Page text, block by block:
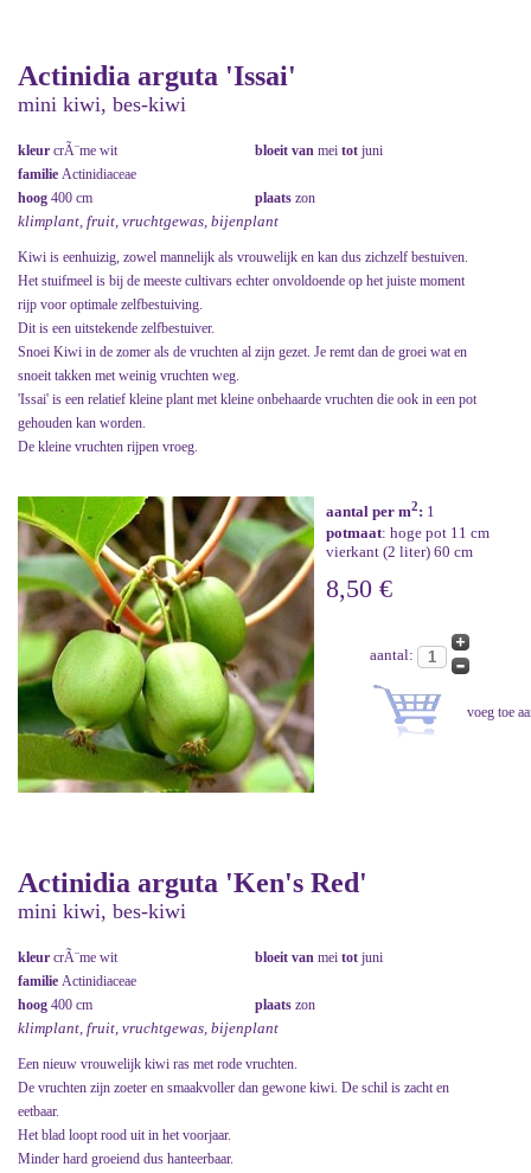
Actinidia arguta 'Issai'
mini kiwi, bes-kiwi
kleur crÃ¨me wit bloeit van mei tot juni
familie Actinidiaceae
hoog 400 cm plaats zon
klimplant, fruit, vruchtgewas, bijenplant
Kiwi is eenhuizig, zowel mannelijk als vrouwelijk en kan dus zichzelf bestuiven.
Het stuifmeel is bij de meeste cultivars echter onvoldoende op het juiste moment
rijp voor optimale zelfbestuiving.
Dit is een uitstekende zelfbestuiver.
Snoei Kiwi in de zomer als de vruchten al zijn gezet. Je remt dan de groei wat en
snoeit takken met weinig vruchten weg.
'Issai' is een relatief kleine plant met kleine onbehaarde vruchten die ook in een pot
gehouden kan worden.
De kleine vruchten rijpen vroeg.
aantal per m2: 1
potmaat: hoge pot 11 cm
vierkant (2 liter) 60 cm
8,50 €
aantal:
Actinidia arguta 'Ken's Red'
mini kiwi, bes-kiwi
kleur crÃ¨me wit bloeit van mei tot juni
familie Actinidiaceae
hoog 400 cm plaats zon
klimplant, fruit, vruchtgewas, bijenplant
Een nieuw vrouwelijk kiwi ras met rode vruchten.
De vruchten zijn zoeter en smaakvoller dan gewone kiwi. De schil is zacht en
eetbaar.
Het blad loopt rood uit in het voorjaar.
Minder hard groeiend dus hanteerbaar.